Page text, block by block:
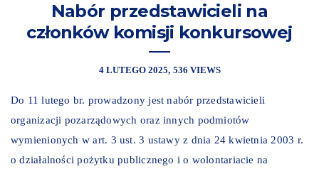
Nabór przedstawicieli na
członków komisji konkursowej
4 LUTEGO 2025 536 VIEWS
Do 11 lutego br. prowadzony jest nabór przedstawicieli
organizacji pozarządowych oraz innych podmiotów
wymienionych w art. 3 ust. 3 ustawy z dnia 24 kwietnia 2003 r.
o działalności pożytku publicznego i o wolontariacie na